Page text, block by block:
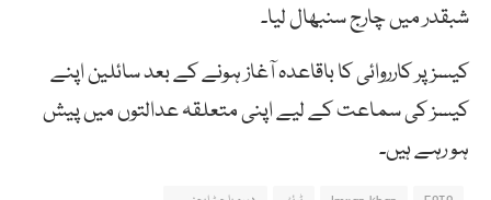
شبقدر میں چارج سنبھال لیا۔
کیسز پر کارروائی کا باقاعدہ آغاز ہونے کے بعد سائلین اپنے
کیسز کی سماعت کے لیے اپنی متعلقہ عدالتوں میں پیش
ہو رہے ہیں۔